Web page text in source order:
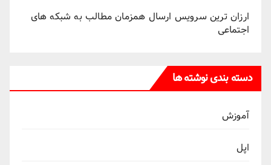
ارزان ترین سرویس ارسال همزمان مطالب به شبکه های
اجتماعی
دسته بندی نوشته ها
آموزش
اپل